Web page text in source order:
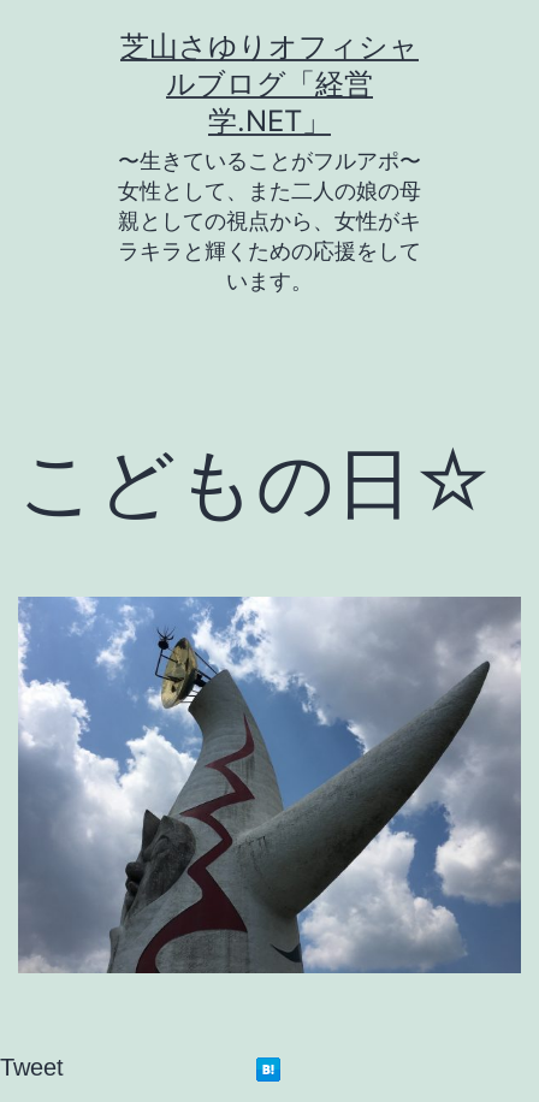
芝山さゆりオフィシャ
ルブログ「経営
学.NET」
〜生きていることがフルアポ〜
女性として、また二人の娘の母
親としての視点から、女性がキ
ラキラと輝くための応援をして
います。
こどもの日☆
Tweet